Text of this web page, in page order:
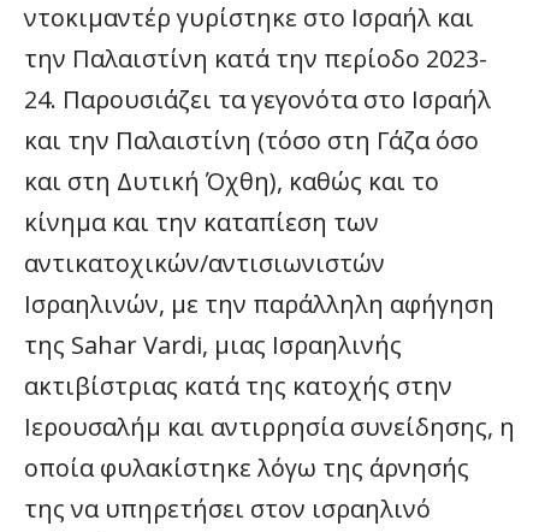
ντοκιμαντέρ γυρίστηκε στο Ισραήλ και
την Παλαιστίνη κατά την περίοδο 2023-
24. Παρουσιάζει τα γεγονότα στο Ισραήλ
και την Παλαιστίνη (τόσο στη Γάζα όσο
και στη Δυτική Όχθη), καθώς και το
κίνημα και την καταπίεση των
αντικατοχικών/αντισιωνιστών
Ισραηλινών, με την παράλληλη αφήγηση
της Sahar Vardi, μιας Ισραηλινής
ακτιβίστριας κατά της κατοχής στην
Ιερουσαλήμ και αντιρρησία συνείδησης, η
οποία φυλακίστηκε λόγω της άρνησής
της να υπηρετήσει στον ισραηλινό